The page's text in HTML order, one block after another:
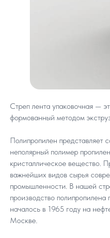
Стреп лента упаковочная —
формованный методом
Полипропилен представляет
неполярный полимер
кристаллическое вещество.
важнейших видов сырья
промышленности. В нашей
производство полипропилена
началось в 1965 году на
Москве.